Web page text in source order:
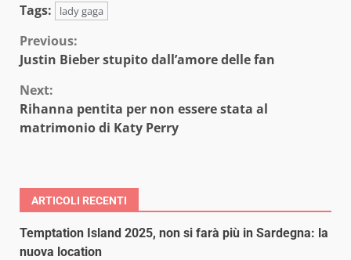
Tags: lady gaga
Continue
Previous:
Justin Bieber stupito dall’amore delle fan
Next:
Rihanna pentita per non essere stata al
matrimonio di Katy Perry
ARTICOLI RECENTI
Temptation Island 2025, non si farà più in Sardegna: la
nuova location